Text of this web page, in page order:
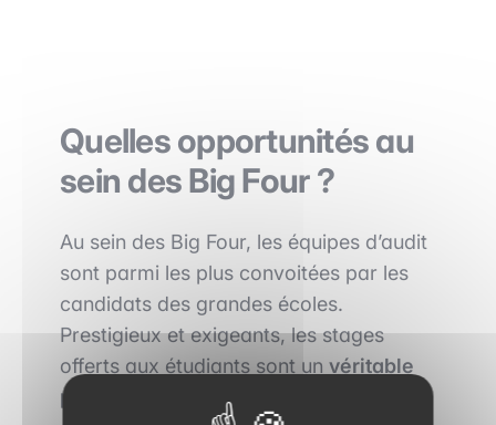
Quelles opportunités au
sein des Big Four ?
Au sein des Big Four, les équipes d’audit
sont parmi les plus convoitées par les
candidats des grandes écoles.
Prestigieux et exigeants, les stages
offerts aux étudiants sont un véritable
passeport vers l’embauche.